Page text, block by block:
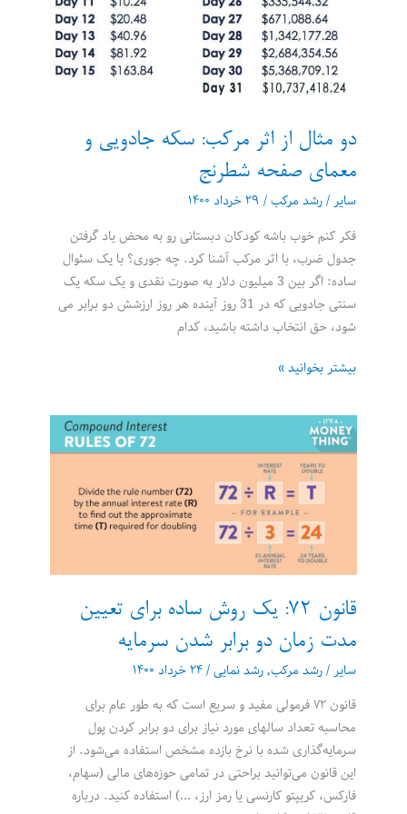
دو مثال از اثر مرکب: سکه جادویی و
معمای صفحه شطرنج
سایر/رشد مرکب/ ۲۹ خرداد ۱۴۰۰
فکر کنم خوب باشه کودکان دبستانی رو به محض یاد گرفتن
جدول ضرب، با اثر مرکب آشنا کرد. چه جوری؟ با یک سئوال
ساده: اگر بین 3 میلیون دلار به صورت نقدی و یک سکه یک
سنتی جادویی که در 31 روز آینده هر روز ارزشش دو برابر می
شود، حق انتخاب داشته باشید، کدام
دو
از
اثر
مرکب:
جادویی
صفحه
شطرنج
بیشتر بخوانید »
قانون ۷۲: یک روش ساده برای تعیین
مدت زمان دو برابر شدن سرمایه
سایر/رشد مرکب,رشد نمایی/۲۴ خرداد ۱۴۰۰
قانون ۷۲ فرمولی مفید و سریع است که به طور عام برای
محاسبه تعداد سالهای مورد نیاز برای دو برابر کردن پول
سرمایه‌گذاری شده با نرخ بازده مشخص استفاده می‌شود. از
این قانون می‌توانید براحتی در تمامی حوزه‌های مالی (سهام،
فارکس، کریپتو کارنسی یا رمز ارز، …) استفاده کنید. درباره